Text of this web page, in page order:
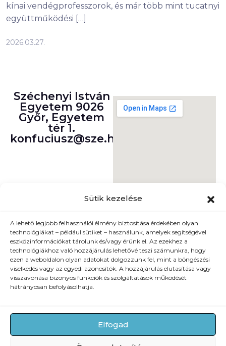
Sütik kezelése
A lehető legjobb felhasználói élmény biztosítása érdekében olyan
technológiákat – például sütiket – használunk, amelyek segítségével
eszközinformációkat tárolunk és/vagy érünk el. Az ezekhez a
technológiákhoz való hozzájárulás lehetővé teszi számunkra, hogy
ezen a weboldalon olyan adatokat dolgozzunk fel, mint a böngészési
viselkedés vagy az egyedi azonosítók. A hozzájárulás elutasítása vagy
visszavonása bizonyos funkciók és szolgáltatások működését
hátrányosan befolyásolhatja.
Elfogad
kínai vendégprofesszorok, és már több mint tucatnyi
együttműködési […]
2026.03.27.
Széchenyi István
Egyetem 9026
Győr, Egyetem
tér 1.
konfuciusz@sze.hu